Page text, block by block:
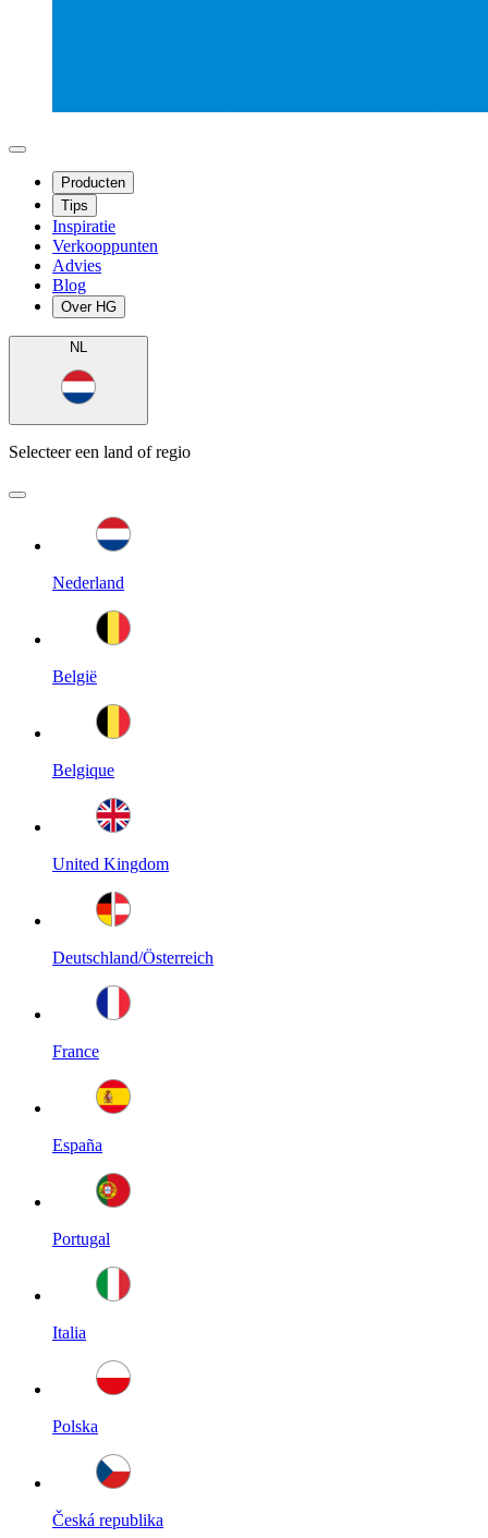
Producten
Tips
Inspiratie
Verkooppunten
Advies
Blog
Over HG
NL
Selecteer een land of regio
Nederland
België
Belgique
United Kingdom
Deutschland/Österreich
France
España
Portugal
Italia
Polska
Česká republika